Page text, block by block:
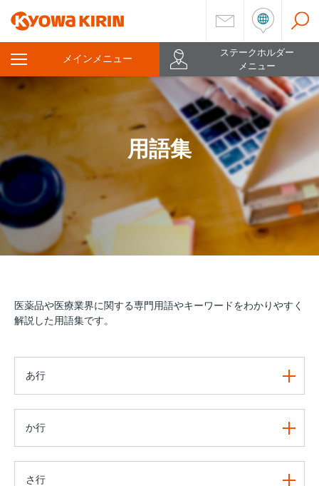
メインメニュー
を
開
ステークホルダー
メニュー
用語集
医薬品や医療業界に関する専門用語やキーワードをわかりやすく
解説した用語集です。
あ行
か行
さ行